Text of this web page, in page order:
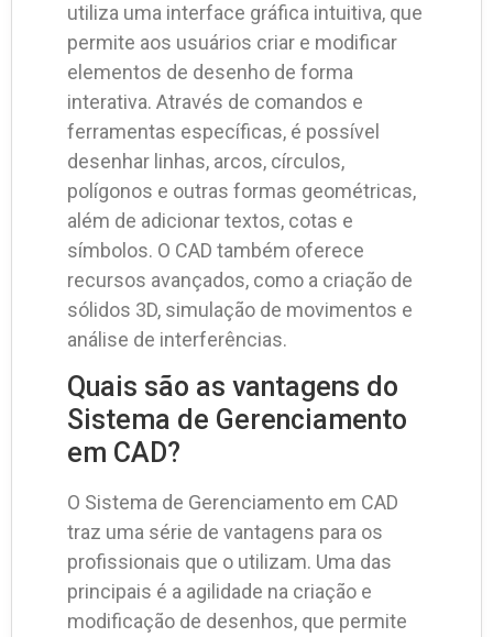
utiliza uma interface gráfica intuitiva, que
permite aos usuários criar e modificar
elementos de desenho de forma
interativa. Através de comandos e
ferramentas específicas, é possível
desenhar linhas, arcos, círculos,
polígonos e outras formas geométricas,
além de adicionar textos, cotas e
símbolos. O CAD também oferece
recursos avançados, como a criação de
sólidos 3D, simulação de movimentos e
análise de interferências.
Quais são as vantagens do
Sistema de Gerenciamento
em CAD?
O Sistema de Gerenciamento em CAD
traz uma série de vantagens para os
profissionais que o utilizam. Uma das
principais é a agilidade na criação e
modificação de desenhos, que permite